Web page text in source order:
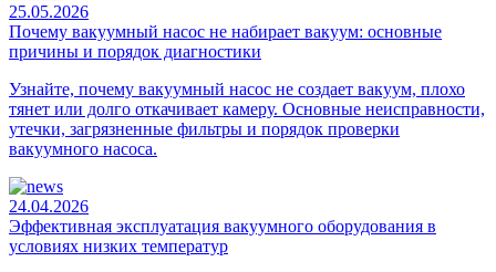
25.05.2026
Почему вакуумный насос не набирает вакуум: основные
причины и порядок диагностики
Узнайте, почему вакуумный насос не создает вакуум, плохо
тянет или долго откачивает камеру. Основные неисправности,
утечки, загрязненные фильтры и порядок проверки
вакуумного насоса.
24.04.2026
Эффективная эксплуатация вакуумного оборудования в
условиях низких температур